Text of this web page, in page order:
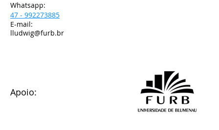
Whatsapp:
47 - 992273885
E-mail:
lludwig@furb.br
Apoio: